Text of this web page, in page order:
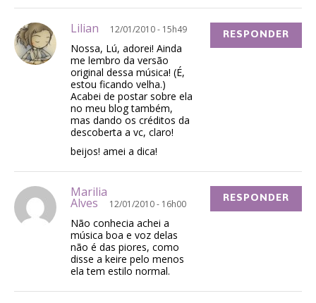
Lilian 12/01/2010 - 15h49
Nossa, Lú, adorei! Ainda
me lembro da versão
original dessa música! (É,
estou ficando velha.)
Acabei de postar sobre ela
no meu blog também,
mas dando os créditos da
descoberta a vc, claro!
beijos! amei a dica!
RESPONDER
Marilia
Alves 12/01/2010 - 16h00
Não conhecia achei a
música boa e voz delas
não é das piores, como
disse a keire pelo menos
ela tem estilo normal.
RESPONDER